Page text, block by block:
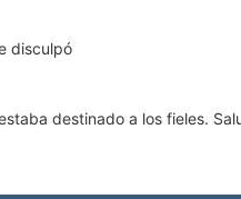
destinado a los fieles.